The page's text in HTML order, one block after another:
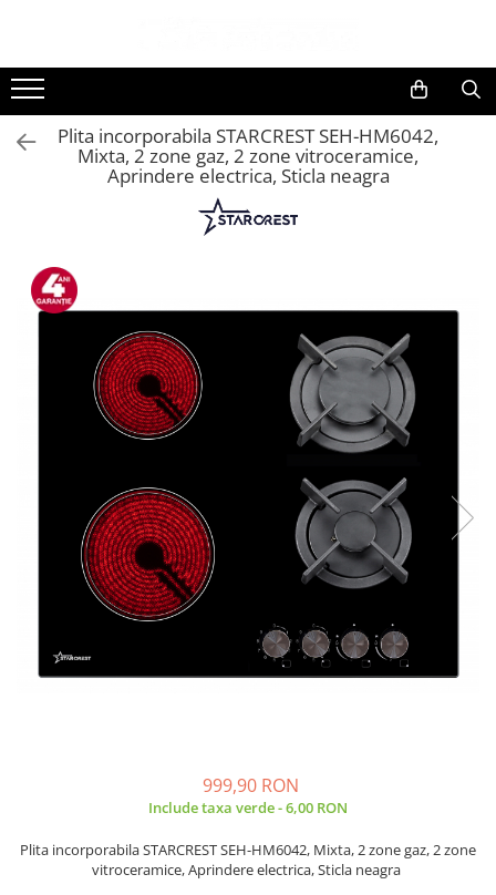
Toate Produsele
Black Friday
Electrocasnice Mari
Aparate frigorifice
Congelatoare
Congelatoare verticale
Frigidere cu doua usi
Frigidere cu o usa
Lazi frigorifice
Side by side
Cuptoare cu microunde
Cuptoare cu microunde
Hote de bucatarie
Incorporabile
Plite incorporabile
Masini de spalat vase incorporabile
Plita incorporabila STARCREST SEH-HM6042,
Mixta, 2 zone gaz, 2 zone vitroceramice,
Aprindere electrica, Sticla neagra
999,90 RON
Include taxa verde - 6,00 RON
Plita incorporabila STARCREST SEH-HM6042, Mixta, 2 zone gaz, 2 zone
vitroceramice, Aprindere electrica, Sticla neagra